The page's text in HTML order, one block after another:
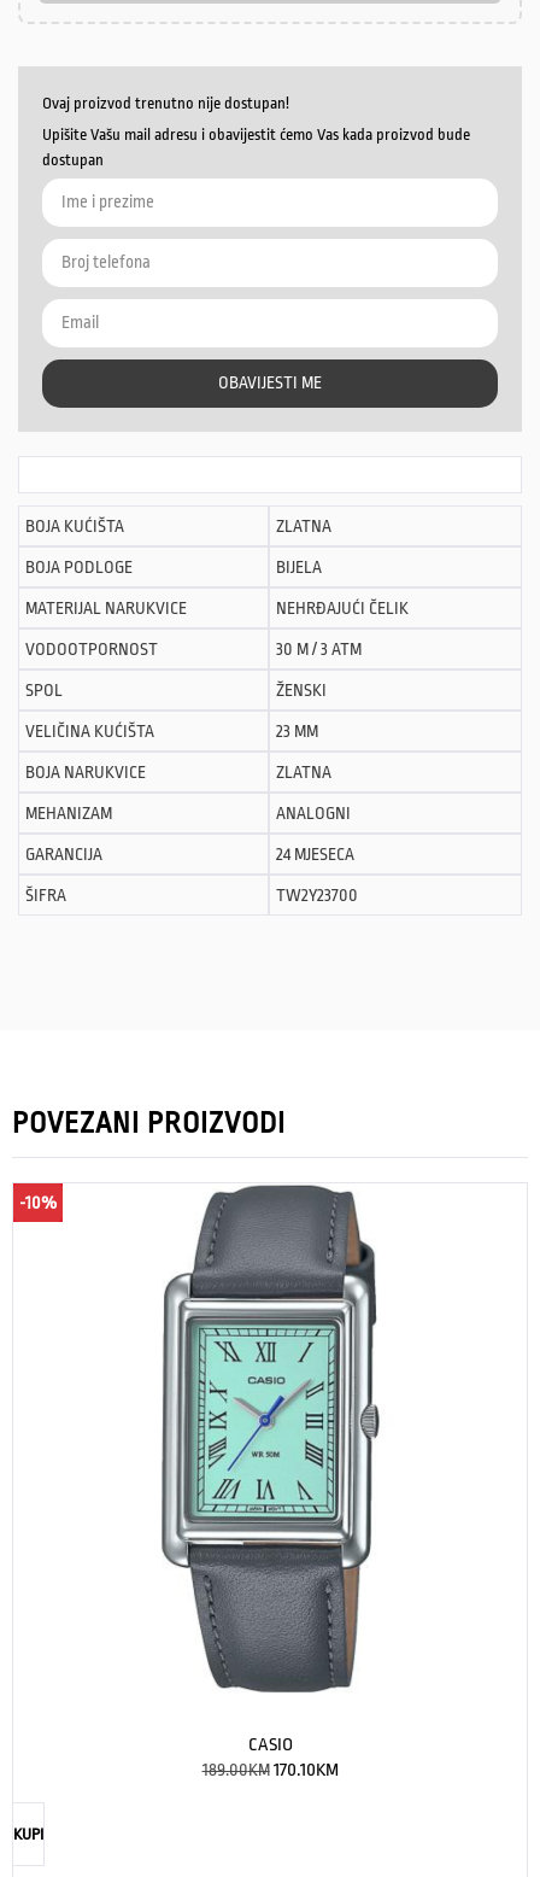
Ovaj proizvod trenutno nije dostupan!
Upišite Vašu mail adresu i obavijestit ćemo Vas kada proizvod bude
dostupan
OBAVIJESTI ME
BOJA KUĆIŠTA ZLATNA
BOJA PODLOGE BIJELA
MATERIJAL NARUKVICE NEHRĐAJUĆI ČELIK
VODOOTPORNOST 30 M / 3 ATM
SPOL ŽENSKI
VELIČINA KUĆIŠTA 23 MM
BOJA NARUKVICE ZLATNA
MEHANIZAM ANALOGNI
GARANCIJA 24 MJESECA
ŠIFRA TW2Y23700
POVEZANI PROIZVODI
-10%
CASIO
189.00KM 170.10KM
KUPI